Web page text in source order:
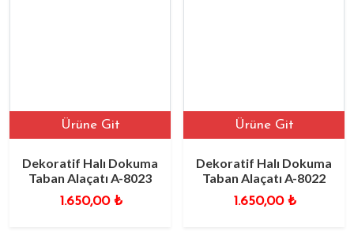
Ürüne Git
Dekoratif Halı Dokuma
Taban Alaçatı A-8023
1.650,00 ₺
Ürüne Git
Dekoratif Halı Dokuma
Taban Alaçatı A-8022
1.650,00 ₺